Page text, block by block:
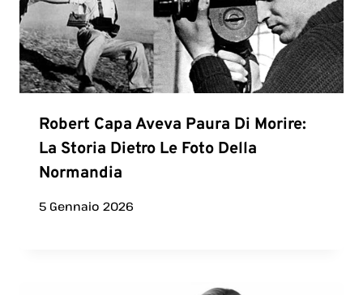
Robert Capa Aveva Paura Di Morire:
La Storia Dietro Le Foto Della
Normandia
5 Gennaio 2026